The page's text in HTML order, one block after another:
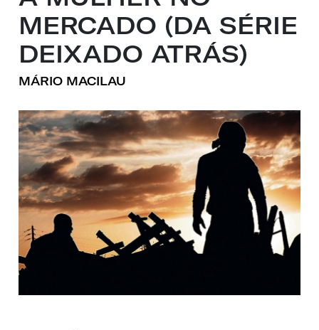
MERCADO (DA SÉRIE
DEIXADO ATRÁS)
MÁRIO MACILAU